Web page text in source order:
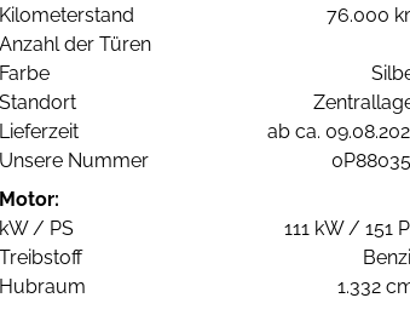
Kilometerstand
76.000
Anzahl der Türen
Farbe
Standort
Lieferzeit
ab ca.
Unsere Nummer
Motor:
kW / PS
111 kW / 151
Treibstoff
Hubraum
1.332